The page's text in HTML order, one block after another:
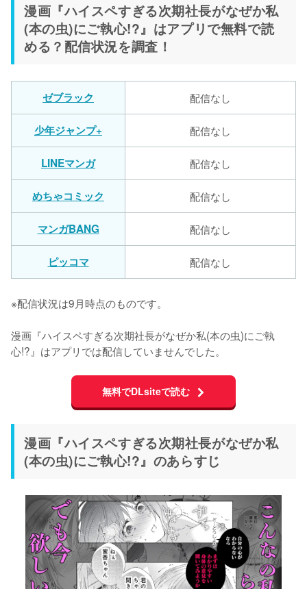
漫画『ハイスペすぎる次期社長がなぜか私
(本の虫)にご執心!?』はアプリで無料で読
める？配信状況を調査！
ゼブラック 配信なし
少年ジャンプ+ 配信なし
LINEマンガ 配信なし
めちゃコミック 配信なし
マンガBANG 配信なし
ピッコマ 配信なし
※配信状況は9月時点のものです。
漫画『ハイスペすぎる次期社長がなぜか私(本の虫)にご執
心!?』はアプリでは配信していませんでした。
無料でDLsiteで読む
漫画『ハイスペすぎる次期社長がなぜか私
(本の虫)にご執心!?』のあらすじ